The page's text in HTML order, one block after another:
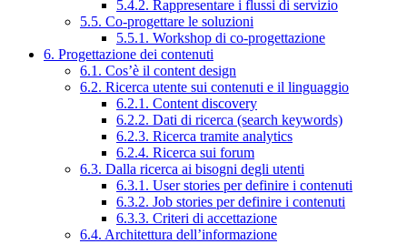
5.4.2. Rappresentare i flussi di servizio
5.5. Co-progettare le soluzioni
5.5.1. Workshop di co-progettazione
6. Progettazione dei contenuti
6.1. Cos’è il content design
6.2. Ricerca utente sui contenuti e il linguaggio
6.2.1. Content discovery
6.2.2. Dati di ricerca (search keywords)
6.2.3. Ricerca tramite analytics
6.2.4. Ricerca sui forum
6.3. Dalla ricerca ai bisogni degli utenti
6.3.1. User stories per definire i contenuti
6.3.2. Job stories per definire i contenuti
6.3.3. Criteri di accettazione
6.4. Architettura dell’informazione